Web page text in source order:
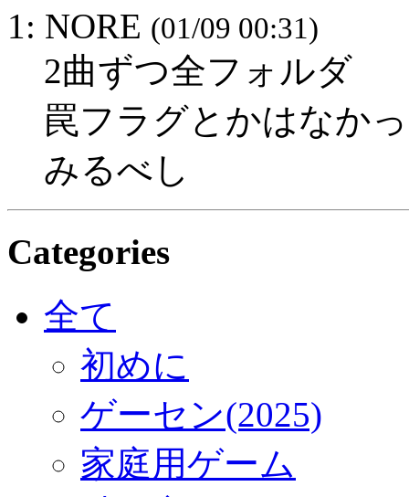
1: NORE (01/09 00:31)
2曲ずつ全フォルダ
罠フラグとかはなか
みるべし
Categories
全て
初めに
ゲーセン(2025)
家庭用ゲーム